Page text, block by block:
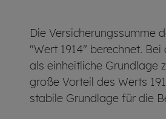
Die Versicherungssumme
"Wert 1914" berechnet.
als einheitliche Grundlage
große Vorteil des Werts
stabile Grundlage für die